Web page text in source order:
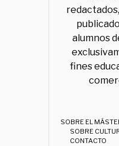
alumnos
fines
SOBRE EL
SOBRE
CONTACTO